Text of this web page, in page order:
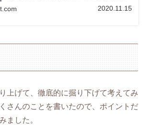
日々起きる問題に悩んでいる人は、仏教の教えを参考にす
ると解決に近づく可能性があります。
2020.11.15
上げて、徹底的に掘り下げて考えてみ
さんのことを書いたので、ポイントだ
ました。